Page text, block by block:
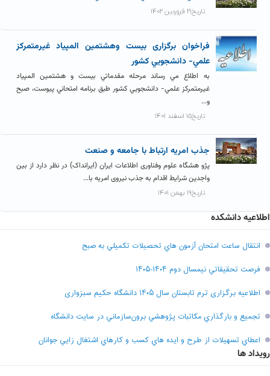
تاریخ۲۱ فروردین ۱۴۰۲
فراخوان برگزاری بيست وهشتمين المپياد غيرمتمركز
علمي- دانشجويي كشور
به اطلاع مي رساند مرحله مقدماتي بيست و هشتمين المپياد
غيرمتمركز علمي- دانشجويي كشور طبق برنامه امتحاني پيوست، صبح
و...
تاریخ۱۵ اسفند ۱۴۰۱
جذب امریه ارتباط با جامعه و صنعت
پژو هشگاه علوم وفناوری اطلاعات ایران (ایرانداک) در نظر دارد از بین
واجدین شرایط اقدام به جذب نیروی امریه با...
تاریخ۱۹ بهمن ۱۴۰۱
اطلاعیه دانشکده
انتقال ساعت امتحان آزمون هاي تحصيلات تکميلي به صبح
فرصت تحقيقاتي نیمسال دوم ۱۴۰۴-۱۴۰۵
اطلاعیه برگزاری ترم تابستان سال ۱۴۰۵ دانشگاه حکیم سبزواری
تجميع و بارگذاري مکاتبات پژوهشي برون‌سازماني در سايت دانشگاه
اعطاي تسهيلات از طرح و ايده هاي کسب و کارهاي اشتغال زايي جوانان
رویداد ها